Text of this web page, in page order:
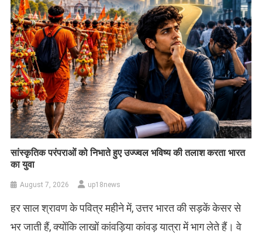
सांस्कृतिक परंपराओं को निभाते हुए उज्ज्वल भविष्य की तलाश करता भारत
का युवा
August 7, 2026 up18news
हर साल श्रावण के पवित्र महीने में, उत्तर भारत की सड़कें केसर से
भर जाती हैं, क्योंकि लाखों कांवड़िया कांवड़ यात्रा में भाग लेते हैं। वे